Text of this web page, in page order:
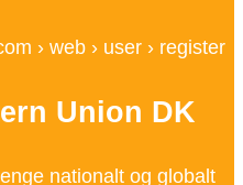
› web › user › register
Union DK
nationalt og globalt